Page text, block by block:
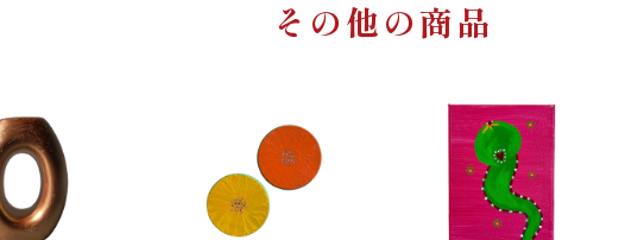
その他の商品